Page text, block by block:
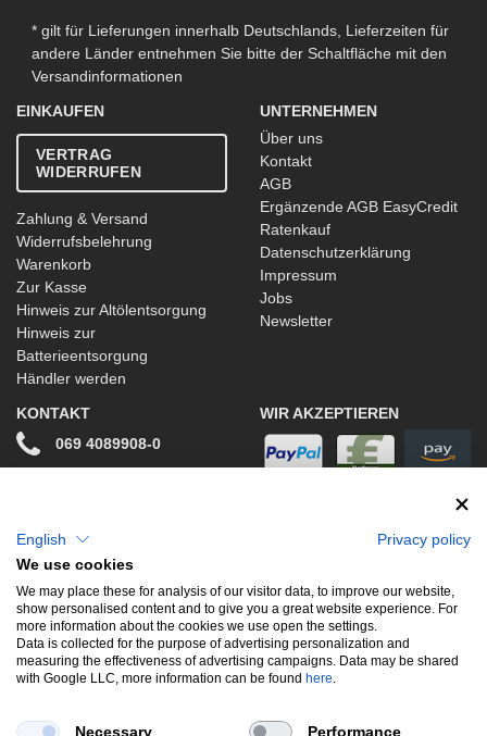
* gilt für Lieferungen innerhalb Deutschlands, Lieferzeiten für
andere Länder entnehmen Sie bitte der Schaltfläche mit den
Versandinformationen
EINKAUFEN
VERTRAG
WIDERRUFEN
Zahlung & Versand
Widerrufsbelehrung
Warenkorb
Zur Kasse
Hinweis zur Altölentsorgung
Hinweis zur
Batterieentsorgung
Händler werden
UNTERNEHMEN
Über uns
Kontakt
AGB
Ergänzende AGB EasyCredit
Ratenkauf
Datenschutzerklärung
Impressum
Jobs
Newsletter
KONTAKT
069 4089908-0
Facebook
Instagram
WIR AKZEPTIEREN
UNSERE BELIEBTESTEN PRODUKTE
English
Privacy policy
We use cookies
We may place these for analysis of our visitor data, to improve our website,
show personalised content and to give you a great website experience. For
more information about the cookies we use open the settings.
Data is collected for the purpose of advertising personalization and
measuring the effectiveness of advertising campaigns. Data may be shared
with Google LLC, more information can be found here.
Necessary Performance